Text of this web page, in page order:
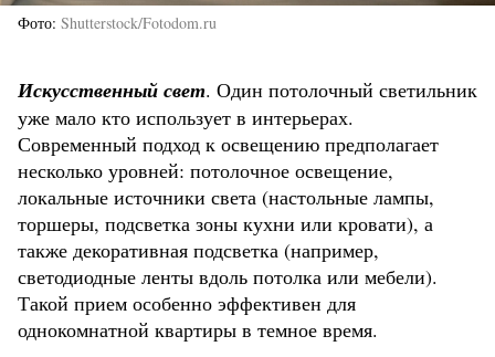
Фото Shutterstock/Fotodom.ru
Искусственный свет. Один потолочный светильник
уже мало кто использует в интерьерах.
Современный подход к освещению предполагает
несколько уровней: потолочное освещение,
локальные источники света (настольные лампы,
торшеры, подсветка зоны кухни или кровати), а
также декоративная подсветка (например,
светодиодные ленты вдоль потолка или мебели).
Такой прием особенно эффективен для
однокомнатной квартиры в темное время.